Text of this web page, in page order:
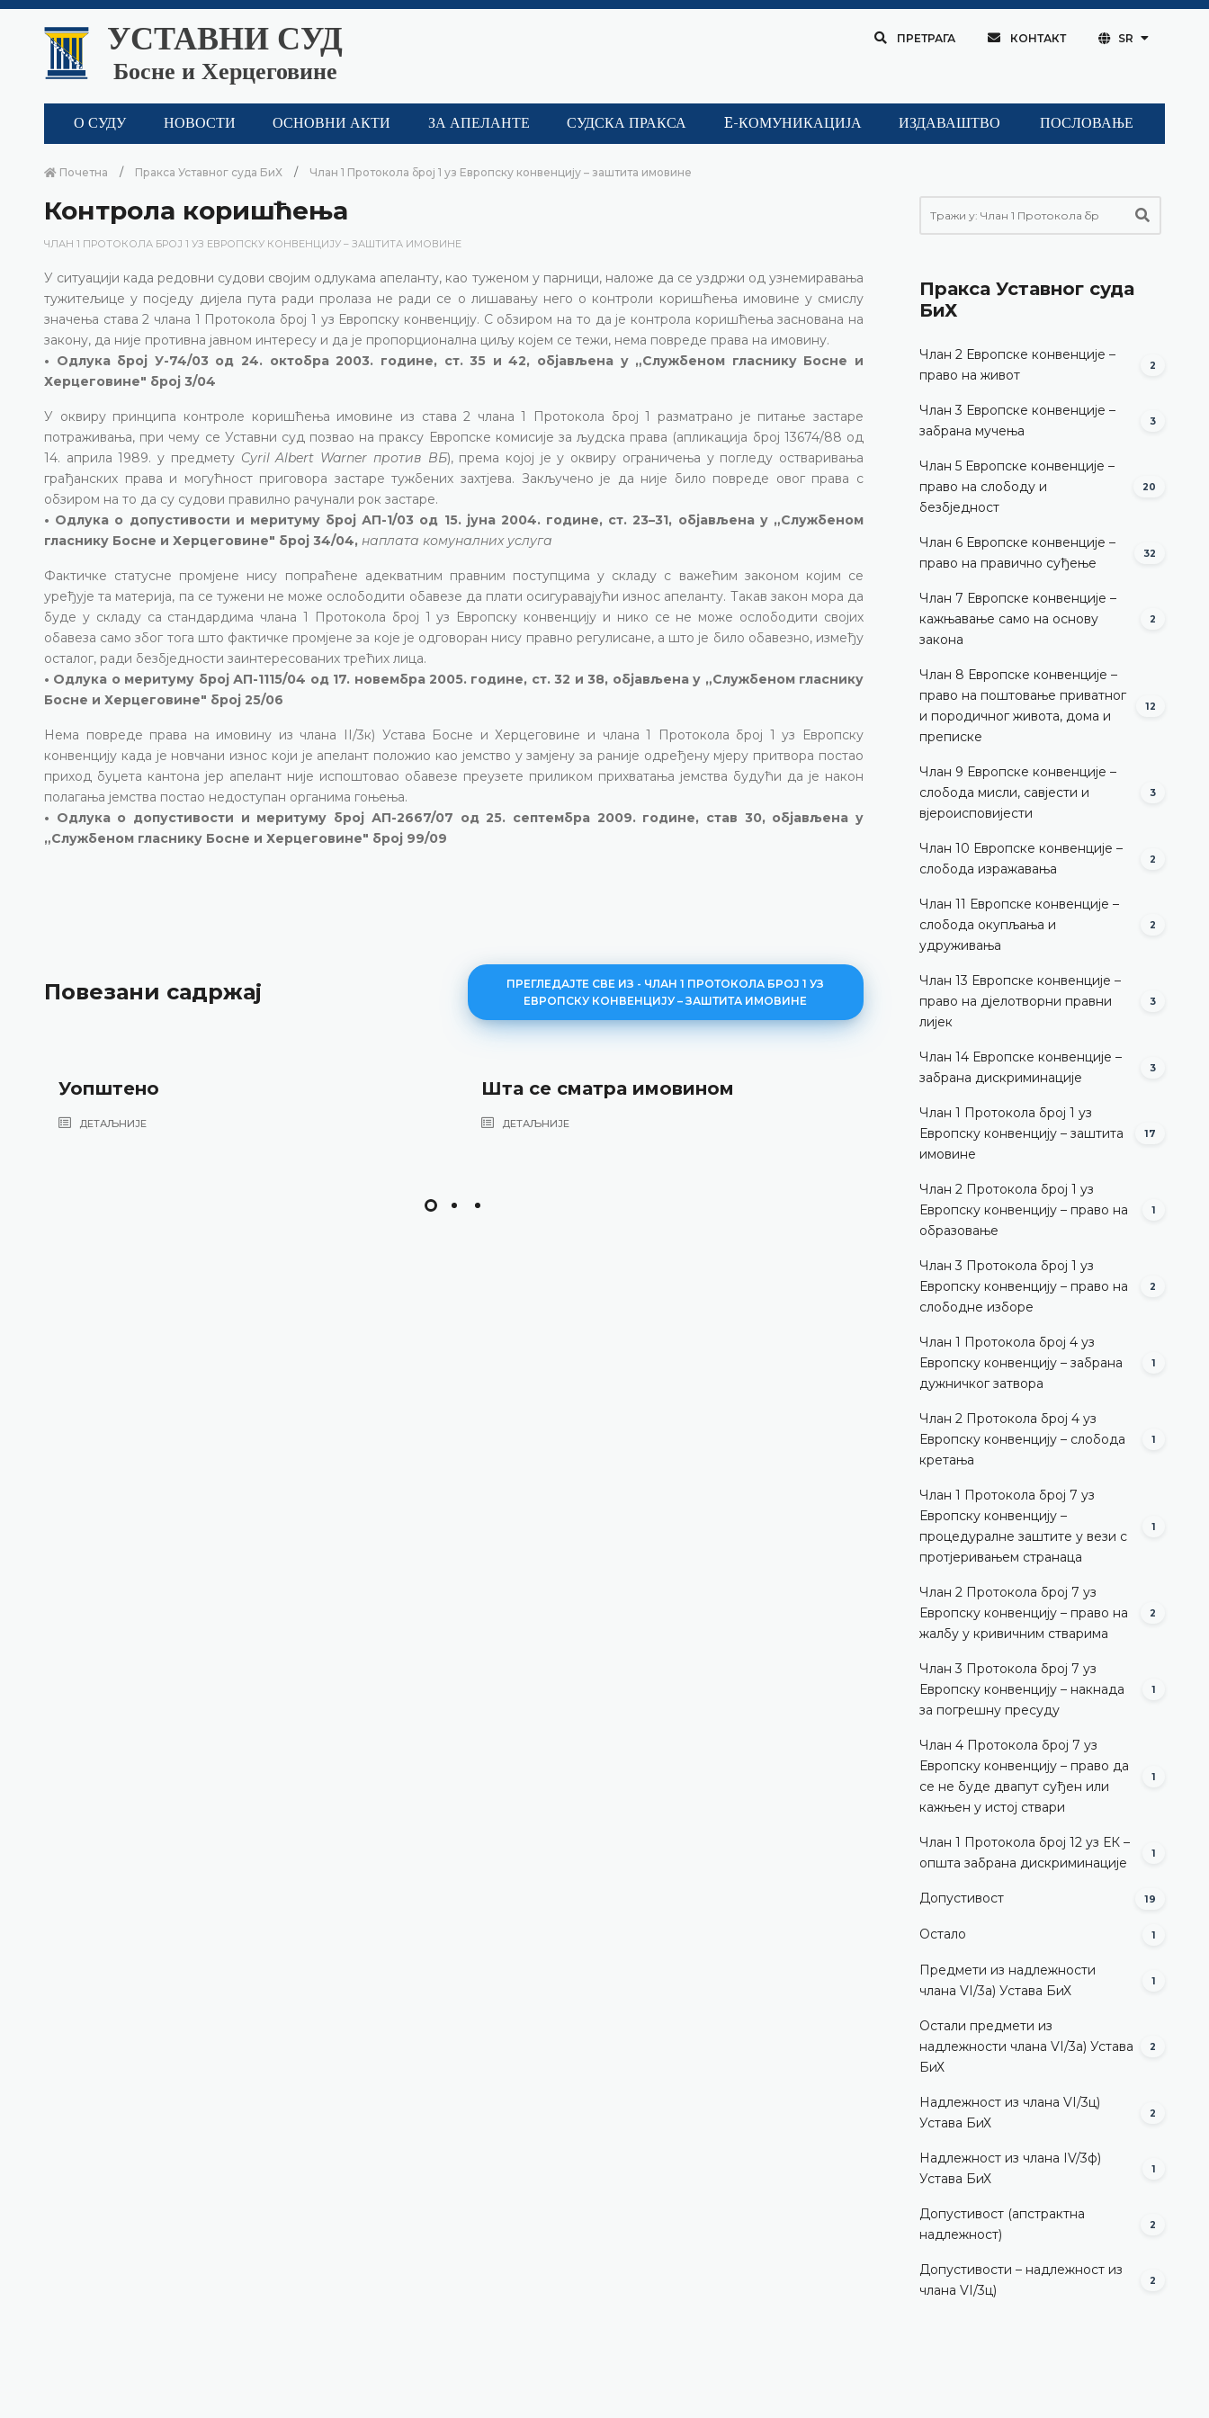
УСТАВНИ СУД
Босне и Херцеговине
ПРЕТРАГА КОНТАКТ SR
О СУДУ НОВОСТИ ОСНОВНИ АКТИ ЗА АПЕЛАНТЕ СУДСКА ПРАКСА E-КОМУНИКАЦИЈА ИЗДАВАШТВО ПОСЛОВАЊЕ
Почетна Пракса Уставног суда БиХ Члан 1 Протокола број 1 уз Европску конвенцију – заштита имовине
Контрола коришћења
ЧЛАН 1 ПРОТОКОЛА БРОЈ 1 УЗ ЕВРОПСКУ КОНВЕНЦИЈУ – ЗАШТИТА ИМОВИНЕ
У ситуацији када редовни судови својим одлукама апеланту, као туженом у парници, наложе да се уздржи од узнемиравања
тужитељице у посједу дијела пута ради пролаза не ради се о лишавању него о контроли коришћења имовине у смислу
значења става 2 члана 1 Протокола број 1 уз Европску конвенцију. С обзиром на то да је контрола коришћења заснована на
закону, да није противна јавном интересу и да је пропорционална циљу којем се тежи, нема повреде права на имовину.
• Одлука број У-74/03 од 24. октобра 2003. године, ст. 35 и 42, објављена у „Службеном гласнику Босне и
Херцеговине" број 3/04
У оквиру принципа контроле коришћења имовине из става 2 члана 1 Протокола број 1 разматрано је питање застаре
потраживања, при чему се Уставни суд позвао на праксу Европске комисије за људска права (апликација број 13674/88 од
14. априла 1989. у предмету Cyril Albert Warner против ВБ), према којој је у оквиру ограничења у погледу остваривања
грађанских права и могућност приговора застаре тужбених захтјева. Закључено је да није било повреде овог права с
обзиром на то да су судови правилно рачунали рок застаре.
• Одлука о допустивости и меритуму број АП-1/03 од 15. јуна 2004. године, ст. 23–31, објављена у „Службеном
гласнику Босне и Херцеговине" број 34/04, наплата комуналних услуга
Фактичке статусне промјене нису попраћене адекватним правним поступцима у складу с важећим законом којим се
уређује та материја, па се тужени не може ослободити обавезе да плати осигуравајући износ апеланту. Такав закон мора да
буде у складу са стандардима члана 1 Протокола број 1 уз Европску конвенцију и нико се не може ослободити својих
обавеза само због тога што фактичке промјене за које је одговоран нису правно регулисане, а што је било обавезно, између
осталог, ради безбједности заинтересованих трећих лица.
• Одлука о меритуму број АП-1115/04 од 17. новембра 2005. године, ст. 32 и 38, објављена у „Службеном гласнику
Босне и Херцеговине" број 25/06
Нема повреде права на имовину из члана II/3к) Устава Босне и Херцеговине и члана 1 Протокола број 1 уз Европску
конвенцију када је новчани износ који је апелант положио као јемство у замјену за раније одређену мјеру притвора постао
приход буџета кантона јер апелант није испоштовао обавезе преузете приликом прихватања јемства будући да је након
полагања јемства постао недоступан органима гоњења.
• Одлука о допустивости и меритуму број АП-2667/07 од 25. септембра 2009. године, став 30, објављена у
„Службеном гласнику Босне и Херцеговине" број 99/09
Повезани садржај
ПРЕГЛЕДАЈТЕ СВЕ ИЗ - ЧЛАН 1 ПРОТОКОЛА БРОЈ 1 УЗ
ЕВРОПСКУ КОНВЕНЦИЈУ – ЗАШТИТА ИМОВИНЕ
Уопштено
ДЕТАЉНИЈЕ
Шта се сматра имовином
ДЕТАЉНИЈЕ
Пренос станарског права
ДЕТАЉНИЈЕ
Пракса Уставног суда
БиХ
Члан 2 Европске конвенције –
право на живот
2
Члан 3 Европске конвенције –
забрана мучења
3
Члан 5 Европске конвенције –
право на слободу и
безбједност
20
Члан 6 Европске конвенције –
право на правично суђење
32
Члан 7 Европске конвенције –
кажњавање само на основу
закона
2
Члан 8 Европске конвенције –
право на поштовање приватног
и породичног живота, дома и
преписке
12
Члан 9 Европске конвенције –
слобода мисли, савјести и
вјероисповијести
3
Члан 10 Европске конвенције –
слобода изражавања
2
Члан 11 Европске конвенције –
слобода окупљања и
удруживања
2
Члан 13 Европске конвенције –
право на дјелотворни правни
лијек
3
Члан 14 Европске конвенције –
забрана дискриминације
3
Члан 1 Протокола број 1 уз
Европску конвенцију – заштита
имовине
17
Члан 2 Протокола број 1 уз
Европску конвенцију – право на
образовање
1
Члан 3 Протокола број 1 уз
Европску конвенцију – право на
слободне изборе
2
Члан 1 Протокола број 4 уз
Европску конвенцију – забрана
дужничког затвора
1
Члан 2 Протокола број 4 уз
Европску конвенцију – слобода
кретања
1
Члан 1 Протокола број 7 уз
Европску конвенцију –
процедуралне заштите у вези с
протјеривањем странаца
1
Члан 2 Протокола број 7 уз
Европску конвенцију – право на
жалбу у кривичним стварима
2
Члан 3 Протокола број 7 уз
Европску конвенцију – накнада
за погрешну пресуду
1
Члан 4 Протокола број 7 уз
Европску конвенцију – право да
се не буде двапут суђен или
кажњен у истој ствари
1
Члан 1 Протокола број 12 уз ЕК –
општа забрана дискриминације
1
Допустивост 19
Остало 1
Предмети из надлежности
члана VI/3а) Устава БиХ
1
Остали предмети из
надлежности члана VI/3а) Устава
БиХ
2
Надлежност из члана VI/3ц)
Устава БиХ
2
Надлежност из члана IV/3ф)
Устава БиХ
1
Допустивост (aпстрактна
надлежност)
2
Допустивости – надлежност из
члана VI/3ц)
2